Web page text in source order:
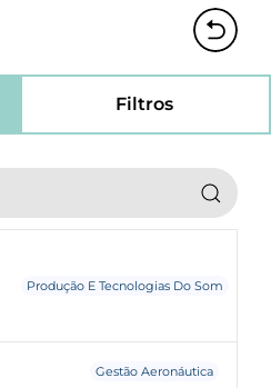
Filtros
Produção E Tecnologias Do Som
Gestão Aeronáutica